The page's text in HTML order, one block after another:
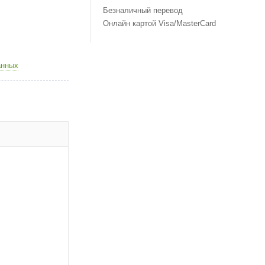
Безналичный перевод
Онлайн картой Visa/MasterCard